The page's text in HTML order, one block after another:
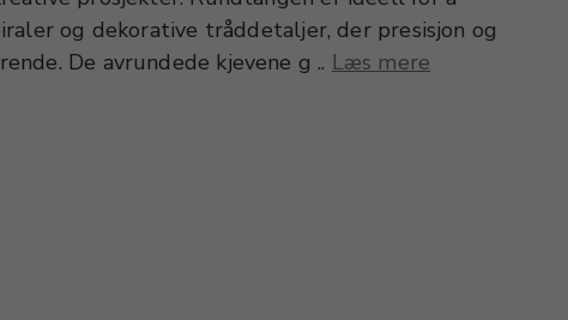
og dekorative tråddetaljer, der presisjon og
De avrundede kjevene g .. Læs mere